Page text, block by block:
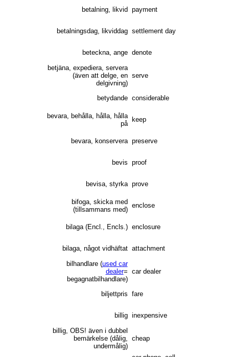
betalning, likvid payment
betalningsdag, likviddag settlement day
beteckna, ange denote
betjäna, expediera, servera
(även att delge, en
delgivning)
serve
betydande considerable
bevara, behålla, hålla, hålla
på
keep
bevara, konservera preserve
bevis proof
bevisa, styrka prove
bifoga, skicka med
(tillsammans med)
enclose
bilaga (Encl., Encls.) enclosure
bilaga, något vidhäftat attachment
bilhandlare (used car
dealer=
begagnatbilhandlare)
car dealer
biljettpris fare
billig inexpensive
billig, OBS! även i dubbel
bemärkelse (dålig,
undermålig)
cheap